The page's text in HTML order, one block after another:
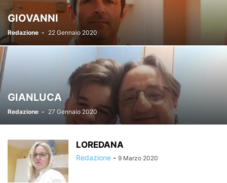
GIOVANNI
Redazione - 22 Gennaio 2020
GIANLUCA
Redazione - 27 Gennaio 2020
LOREDANA
Redazione - 9 Marzo 2020